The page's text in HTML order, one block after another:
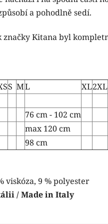
a pohodlně sedí.
značky Kitana byl
S ML XL2XL
76 cm - 102 cm
max 120 cm
98 cm
viskóza, 9 % polyester
/ Made in Italy